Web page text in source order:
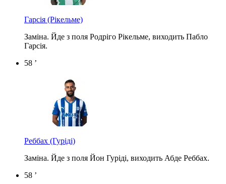
Гарсія (Рікельме)
Заміна. Йде з поля Родріго Рікельме, виходить Пабло
Гарсія.
58 ’
Реббах (Гуріді)
Заміна. Йде з поля Йон Гуріді, виходить Абде Реббах.
58 ’